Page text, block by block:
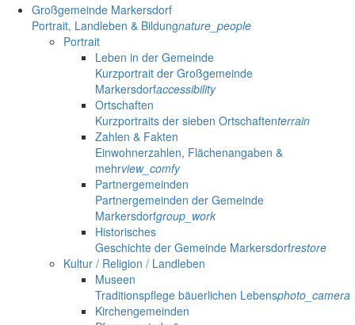
Großgemeinde Markersdorf
Portrait, Landleben & Bildungnature_people
Portrait
Leben in der Gemeinde
Kurzportrait der Großgemeinde
Markersdorfaccessibility
Ortschaften
Kurzportraits der sieben Ortschaftenterrain
Zahlen & Fakten
Einwohnerzahlen, Flächenangaben &
mehrview_comfy
Partnergemeinden
Partnergemeinden der Gemeinde
Markersdorfgroup_work
Historisches
Geschichte der Gemeinde Markersdorfrestore
Kultur / Religion / Landleben
Museen
Traditionspflege bäuerlichen Lebensphoto_camera
Kirchengemeinden